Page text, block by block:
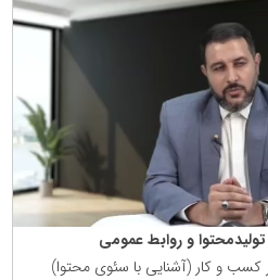
و روابط عمومی
و كار (آشنایی با سئوی محتوا)